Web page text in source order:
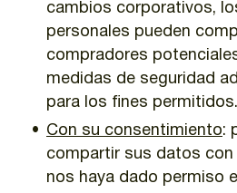
cambios corporativos,
personales pueden
compradores
medidas de seguridad
para los fines permitidos.
Con su consentimiento:
compartir sus datos
nos haya dado permiso